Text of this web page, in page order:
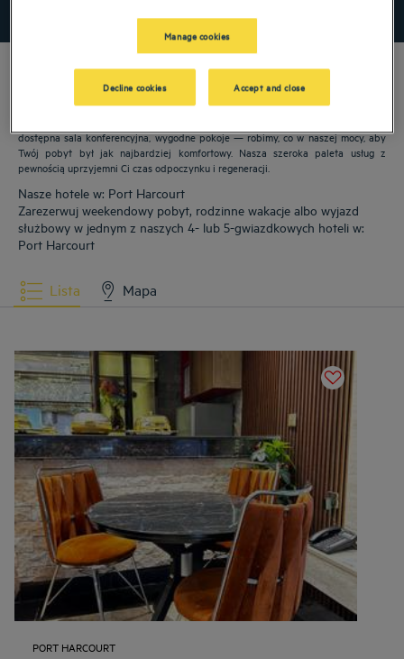
dostępna sala konferencyjna, wygodne pokoje — robimy, co w naszej mocy, aby
Twój pobyt był jak najbardziej komfortowy. Nasza szeroka paleta usług z
pewnością uprzyjemni Ci czas odpoczynku i regeneracji.
Nasze hotele w: Port Harcourt
Zarezerwuj weekendowy pobyt, rodzinne wakacje albo wyjazd
służbowy w jednym z naszych 4- lub 5-gwiazdkowych hoteli w:
Port Harcourt
Lista Mapa
PORT HARCOURT
Manage cookies
Decline cookies Accept and close